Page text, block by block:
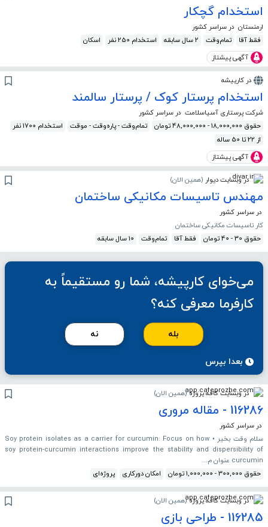
استخدام گچکار
ارمنستان در سراسر کشور
فقط آقا
تمام‌وقت 2 سال سابقه استخدام 250 نفر
اسکان
آگهی پیشتاز
در کارپیشه
استخدام پرستار کوک / پرستار سالمند
شرکت پرستاری آسیاسلامت در سراسر کشور
حقوق 18,000,000 - 48,000,000 تومان
تمام‌وقت - پاره‌وقت - موقت
استخدام 1700 نفر
از 22 تا 50 ساله
آگهی پیشتاز
در وبسایت دیوار (همین الان)
مهندس تاسیسات مکانیکی ساختمان
در سراسر کشور
کار تاسیسات مکانیکی ساختمان
حقوق 30 - 40 تومان
فقط آقا تمام‌وقت 10 سال سابقه
می‌خوای کارپیشه، شما رو مستقیماً به
کارفرما معرفی کنه؟
بله نه
بعدا بپرس
در وبسایت کافه پروژه (همین الان)
116286 - مقاله مروری
در سراسر کشور
سلام وقت بخیر • Soy protein isolates as a carrier for curcumin: Focus on how
soy protein-curcumin interactions improve the stability and dispersibility of
curcumin عنوان م...
حقوق 300,000 - 1,000,000 تومان
امکان دورکاری پروژه‌ای
در وبسایت کافه پروژه (همین الان)
116285 - طراحی بازی